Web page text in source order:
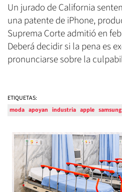
Un jurado de California
una patente de iPhone,
Suprema Corte admitió en
Deberá decidir si la pena es
pronunciarse sobre la
ETIQUETAS:
moda apoyan industria apple samsung